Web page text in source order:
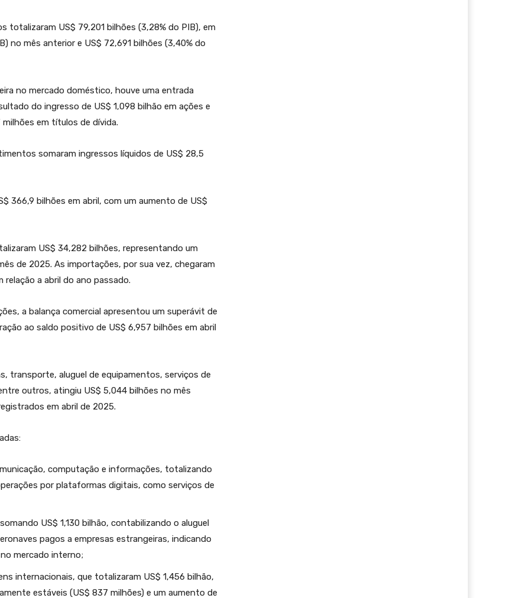
totalizaram US$ 79,201 bilhões (3,28% do PIB), em
no mês anterior e US$ 72,691 bilhões (3,40% do
no mercado doméstico, houve uma entrada
do ingresso de US$ 1,098 bilhão em ações e
em títulos de dívida.
somaram ingressos líquidos de US$ 28,5
366,9 bilhões em abril, com um aumento de US$
US$ 34,282 bilhões, representando um
de 2025. As importações, por sua vez, chegaram
relação a abril do ano passado.
a balança comercial apresentou um superávit de
ao saldo positivo de US$ 6,957 bilhões em abril
transporte, aluguel de equipamentos, serviços de
outros, atingiu US$ 5,044 bilhões no mês
em abril de 2025.
computação e informações, totalizando
por plataformas digitais, como serviços de
US$ 1,130 bilhão, contabilizando o aluguel
pagos a empresas estrangeiras, indicando
mercado interno;
internacionais, que totalizaram US$ 1,456 bilhão,
estáveis (US$ 837 milhões) e um aumento de